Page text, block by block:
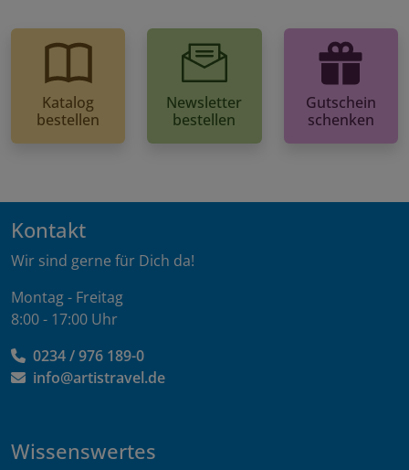
Katalog
bestellen
Newsletter
bestellen
Gutschein
schenken
Kontakt
Wir sind gerne für Dich da!
Montag - Freitag
8:00 - 17:00 Uhr
0234 / 976 189-0
info@artistravel.de
Wissenswertes